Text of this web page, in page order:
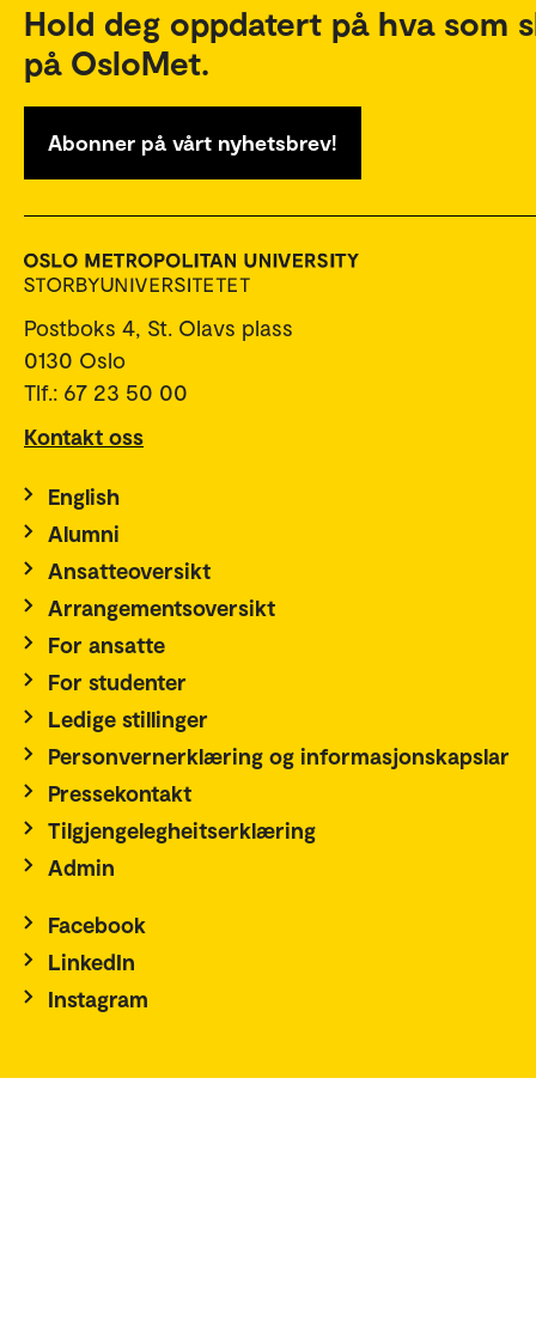
Hold deg oppdatert på hva som
på OsloMet.
Abonner på vårt nyhetsbrev!
Postboks 4, St. Olavs plass
0130 Oslo
Tlf.: 67 23 50 00
Kontakt oss
English
Alumni
Ansatteoversikt
Arrangementsoversikt
For ansatte
For studenter
Ledige stillinger
Personvernerklæring og informasjonskapslar
Pressekontakt
Tilgjengelegheitserklæring
Admin
Facebook
LinkedIn
Instagram